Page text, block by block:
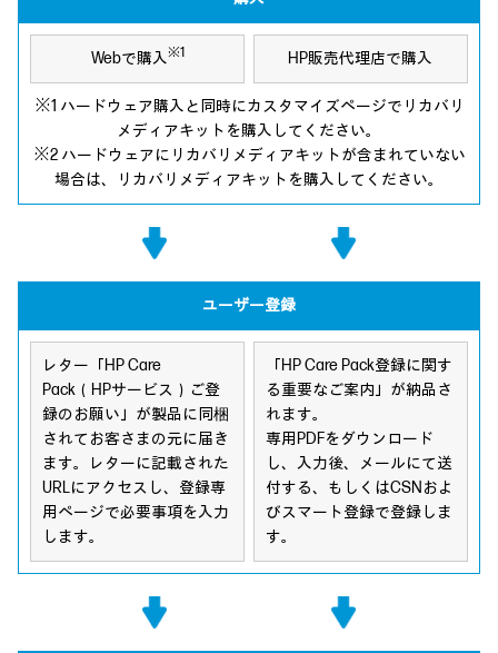
Webで購入※1 HP販売代理店で購入
※1 ハードウェア購入と同時にカスタマイズページでリカバリ
メディアキットを購入してください。
※2 ハードウェアにリカバリメディアキットが含まれていない
場合は、リカバリメディアキットを購入してください。
ユーザー登録
レター「HP Care
Pack（HPサービス）ご登
録のお願い」が製品に同梱
されてお客さまの元に届き
ます。レターに記載された
URLにアクセスし、登録専
用ページで必要事項を入力
します。
「HP Care Pack登録に関す
る重要なご案内」が納品さ
れます。
専用PDFをダウンロード
し、入力後、メールにて送
付する、もしくはCSNおよ
びスマート登録で登録しま
す。